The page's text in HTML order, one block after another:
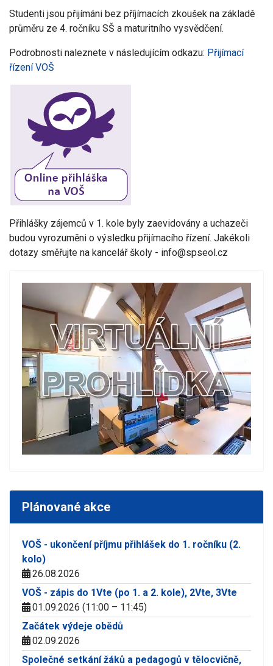
Studenti jsou přijímáni bez příjímacích zkoušek na základě
průměru ze 4. ročníku SŠ a maturitního vysvědčení.
Podrobnosti naleznete v následujícím odkazu: Přijímací
řízení VOŠ
Přihlášky zájemců v 1. kole byly zaevidovány a uchazeči
budou vyrozuměni o výsledku přijímacího řízení. Jakékoli
dotazy směřujte na kancelář školy - info@spseol.cz
Plánované akce
VOŠ - ukončení příjmu přihlášek do 1. ročníku (2.
kolo)
26.08.2026
VOŠ - zápis do 1Vte (po 1. a 2. kole), 2Vte, 3Vte
01.09.2026 (11:00 – 11:45)
Začátek výdeje obědů
02.09.2026
Společné setkání žáků a pedagogů v tělocvičně,